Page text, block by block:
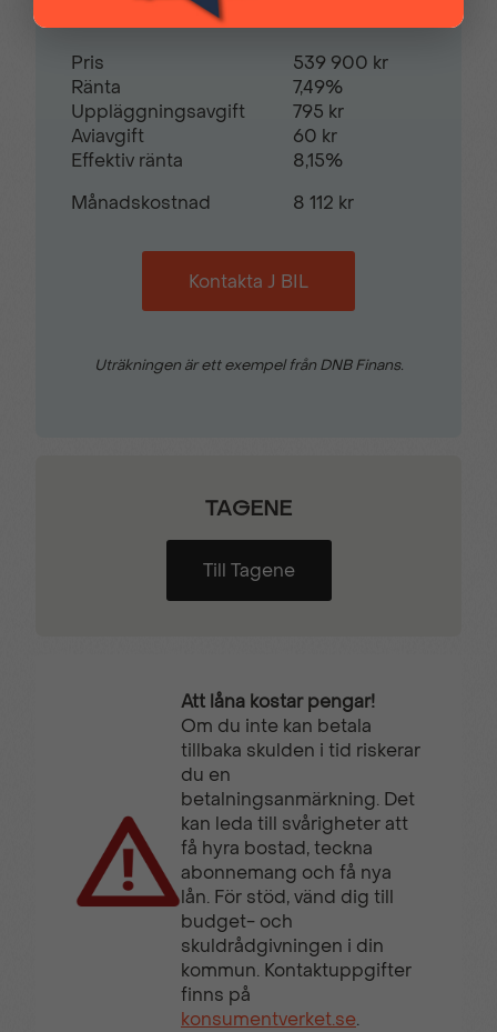
Trådlös Apple CarPlay Trötthetsvarnare
Uppvärmd ratt
Varselljus i LED-
Pris
539 900 kr
Ränta
7,49%
Uppläggningsavgift
795 kr
Aviavgift
60 kr
Effektiv ränta
8,15%
Månadskostnad
8 112 kr
Kontakta J BIL
Uträkningen är ett exempel från DNB Finans.
TAGENE
Till Tagene
Att låna kostar pengar!
Om du inte kan betala
tillbaka skulden i tid riskerar
du en
betalningsanmärkning. Det
kan leda till svårigheter att
få hyra bostad, teckna
abonnemang och få nya
lån. För stöd, vänd dig till
budget- och
skuldrådgivningen i din
kommun. Kontaktuppgifter
finns på
konsumentverket.se.